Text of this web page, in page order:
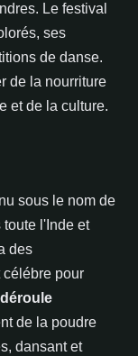
Le festival
ses
de danse.
de la nourriture
et de la culture.
sous le nom de
l'Inde et
des
pour
de la poudre
dansant et